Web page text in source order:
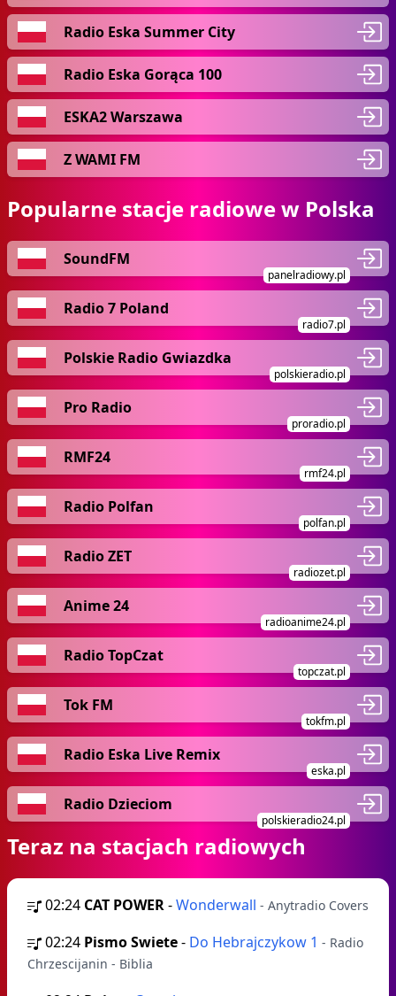
Radio Eska Summer City
Radio Eska Gorąca 100
ESKA2 Warszawa
Z WAMI FM
Popularne stacje radiowe w Polska
SoundFM
panelradiowy.pl
Radio 7 Poland
radio7.pl
Polskie Radio Gwiazdka
polskieradio.pl
Pro Radio
proradio.pl
RMF24
rmf24.pl
Radio Polfan
polfan.pl
Radio ZET
radiozet.pl
Anime 24
radioanime24.pl
Radio TopCzat
topczat.pl
Tok FM
tokfm.pl
Radio Eska Live Remix
eska.pl
Radio Dzieciom
polskieradio24.pl
Teraz na stacjach radiowych
02:24 CAT POWER-Wonderwall - Anytradio Covers
02:24 Pismo Swiete- Do Hebrajczykow 1 - Radio
Chrzescijanin - Biblia